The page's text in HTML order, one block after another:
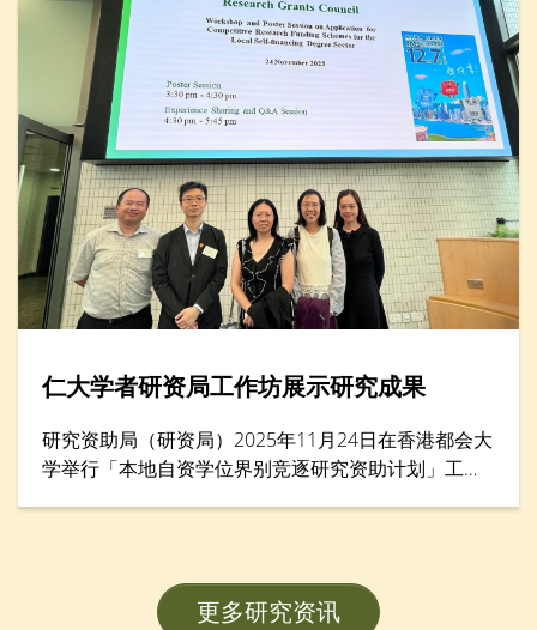
料数据库，促进与本地及海外工作实习机构的联系，
并加强科技主导的实习训练。项目获教育局质素提升
支援计划（QESS）资助近490万港元，预计于2026年
下半年开始试行。
仁大学者研资局工作坊展示研究成果
研究资助局（研资局）2025年11月24日在香港都会大
学举行「本地自资学位界别竞逐研究资助计划」工作
会工作学系副教授武婉娴博士，展示其在教员发展计
划（FDS）研究项目的卓越成果。
更多研究资讯